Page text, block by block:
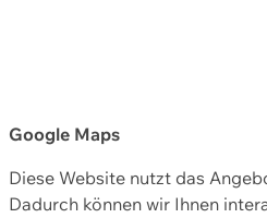
Google Maps
Diese Website nutzt das
Dadurch können wir Ihnen